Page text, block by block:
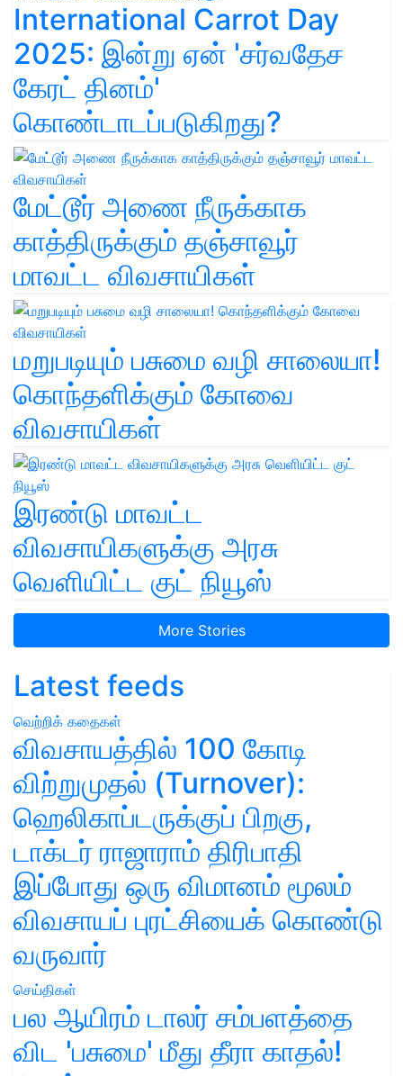
International Carrot Day
2025: இன்று ஏன் 'சர்வதேச
கேரட் தினம்'
கொண்டாடப்படுகிறது?
மேட்டூர் அணை நீருக்காக
காத்திருக்கும் தஞ்சாவூர்
மாவட்ட விவசாயிகள்
மறுபடியும் பசுமை வழி சாலையா!
கொந்தளிக்கும் கோவை
விவசாயிகள்
இரண்டு மாவட்ட
விவசாயிகளுக்கு அரசு
வெளியிட்ட குட் நியூஸ்
More Stories
Latest feeds
வெற்றிக் கதைகள்
விவசாயத்தில் 100 கோடி
விற்றுமுதல் (Turnover):
ஹெலிகாப்டருக்குப் பிறகு,
டாக்டர் ராஜாராம் திரிபாதி
இப்போது ஒரு விமானம் மூலம்
விவசாயப் புரட்சியைக் கொண்டு
வருவார்
செய்திகள்
பல ஆயிரம் டாலர் சம்பளத்தை
விட 'பசுமை' மீது தீரா காதல்!